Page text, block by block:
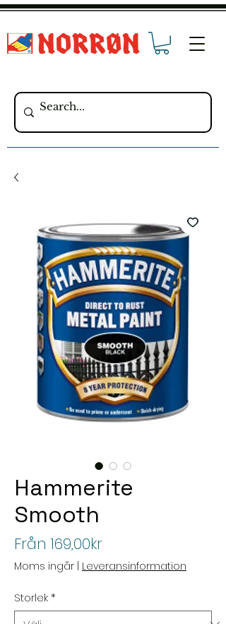
Hammerite
Smooth
Från169,00krReapris
Moms ingår | Leveransinformation
Storlek*